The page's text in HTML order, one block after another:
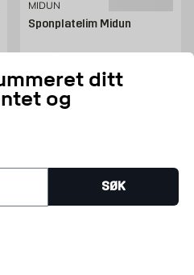
ditt
og
SØK
MIDUN
Sponplatelim Midun
300ml
FRA Pris 74.95 NOK /stk
74,95 NOK
Legg i handlekurv